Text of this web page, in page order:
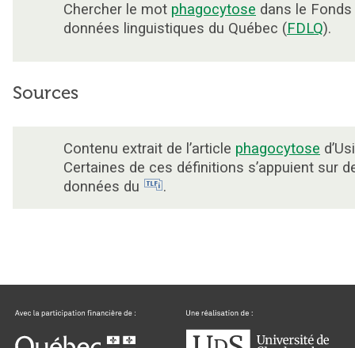
Chercher le mot phagocytose dans le Fonds
données linguistiques du Québec (FDLQ).
Sources
Contenu extrait de l’article phagocytose
Certaines de ces définitions s’appuient sur
données du
.